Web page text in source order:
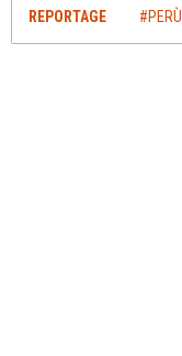
REPORTAGE #PERÙ